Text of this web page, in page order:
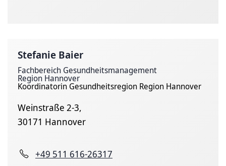
Stefanie Baier
Fachbereich Gesundheitsmanagement
Region Hannover
Koordinatorin Gesundheitsregion Region Hannover
Weinstraße 2-3,
30171 Hannover
+49 511 616-26317